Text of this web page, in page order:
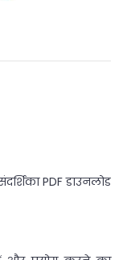
PDF डाउनलोड